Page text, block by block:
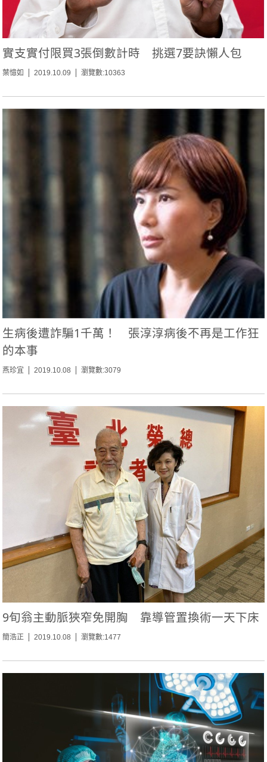
實支實付限買3張倒數計時 挑選7要訣懶人包
葉憶如 2019.10.09 瀏覽數:10363
生病後遭詐騙1千萬！ 張淳淳病後不再是工作狂
的本事
燕珍宜 2019.10.08 瀏覽數:3079
9旬翁主動脈狹窄免開胸 靠導管置換術一天下床
簡浩正 2019.10.08 瀏覽數:1477